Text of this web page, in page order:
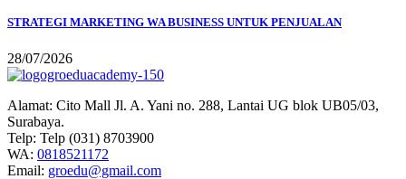
STRATEGI MARKETING WA BUSINESS UNTUK PENJUALAN
28/07/2026
Alamat: Cito Mall Jl. A. Yani no. 288, Lantai UG blok UB05/03,
Surabaya.
Telp: Telp (031) 8703900
WA: 0818521172
Email: groedu@gmail.com